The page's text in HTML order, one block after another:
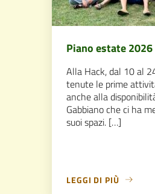
Piano estate 2026
Alla Hack, dal 10 al
tenute le prime
anche alla
Gabbiano che ci ha
suoi spazi. […]
LEGGI DI PIÙ